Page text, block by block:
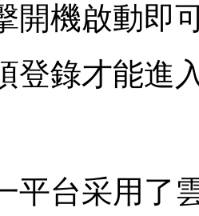
開機啟動即
登錄才能進
平台采用了